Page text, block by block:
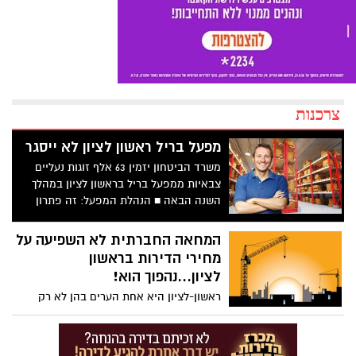
צרכנות
מפעל בריל ראשון לציון לא ייסגר
משרד הביטחון יזמין 63 אלף זוגות נעליים
צבאיות ממפעל בריל בראשון לציון במהלך
השנה הבאה ■ ‎הנהלת המפעל: זה פתרון
המחאה החברתית לא השפיעה על
מחירי הדירות בראשון
לציון...נהפוך הוא!
ראשון-לציון היא אחת הערים בהן לא רק
שהמחאה לא השפיעה על מחירי הדיור בעיר,
אלא ברוב המקרים גם נרשמו עליות במחירים.
לדוגמה, לפני כשנה מחיר דירת שלושה חדרים